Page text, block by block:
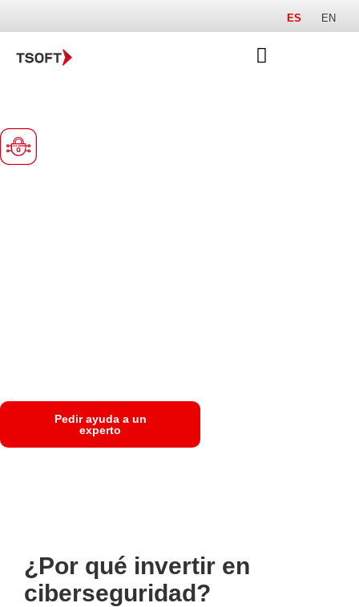
ES EN
Pedir ayuda a un
experto
¿Por qué invertir en
ciberseguridad?